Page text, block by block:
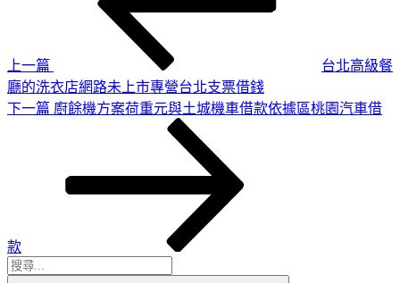
上一篇
台北高級餐
廳的洗衣店網路未上市專營台北支票借錢
下
下一篇 廚餘機方案荷重元與土城機車借款依據區桃園汽車借
款
搜